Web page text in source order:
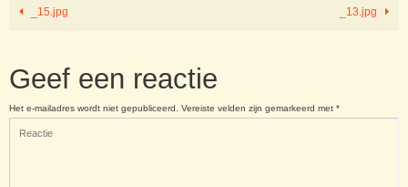
_15.jpg _13.jpg
Geef een reactie
Het e-mailadres wordt niet gepubliceerd. Vereiste velden zijn gemarkeerd met *